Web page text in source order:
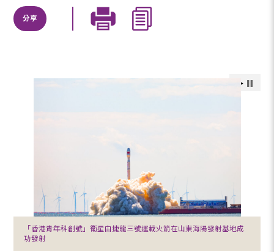
分享
「香港青年科創號」衞星由捷龍三號運載火箭在山東海陽發射基地成
功發射